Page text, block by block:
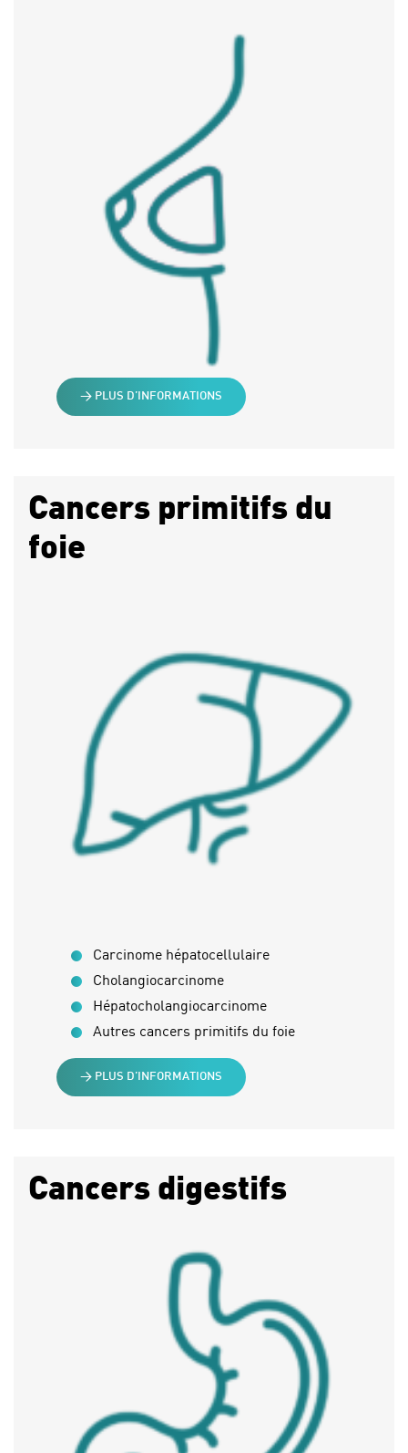
> PLUS D’INFORMATIONS
Cancers primitifs du
foie
Carcinome hépatocellulaire
Cholangiocarcinome
Hépatocholangiocarcinome
Autres cancers primitifs du foie
> PLUS D’INFORMATIONS
Cancers digestifs